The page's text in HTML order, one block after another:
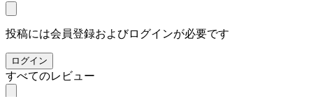
投稿には会員登録およびログインが必要です
ログイン
すべてのレビュー